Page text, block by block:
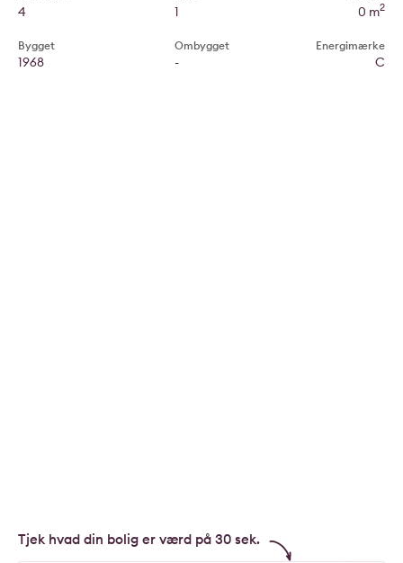
4
Bygget
1968
1
Ombygget
-
0 m2
Energimærke
C
Tjek hvad din bolig er værd på 30 sek.